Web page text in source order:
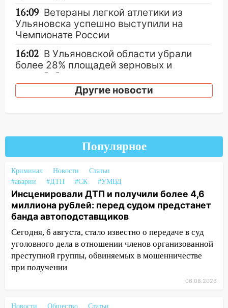
16:09 Ветераны легкой атлетики из
Ульяновска успешно выступили на
Чемпионате России
16:02 В Ульяновской области убрали
более 28% площадей зерновых и
зернобобовых культур
15:51 Бросила кирпич в жену брата: в
15:47 На улице Радищева сбили
курьера: крупная авария в Ульяновске
15:15
Проводил до квартиры и ограбил:
новый кавалер женщины оказался
рецидивистом
14:26 В Ульяновске ограничат движение
по улице Ефремова
14:23 67% ульяновцев готовы
передумать увольняться, если им
повысят зарплату
Инсценировали ДТП и получили
судом предстанет банда
Другие новости
Популярное
Криминал Новости
Статьи
#аварии
#ДТП #СК #УМВД
Инсценировали ДТП и получили более 4,6
миллиона рублей: перед судом предстанет
банда автоподставщиков
Сегодня, 6 августа, стало известно о передаче в суд
уголовного дела в отношении членов организованной
преступной группы, обвиняемых в мошенничестве
при получении
06.08.2026
Новости Общество Статьи